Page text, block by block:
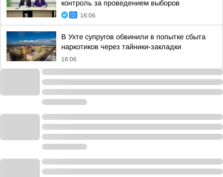
контроль за проведением выборов
16:06
В Ухте супругов обвинили в попытке сбыта
наркотиков через тайники-закладки
16:06